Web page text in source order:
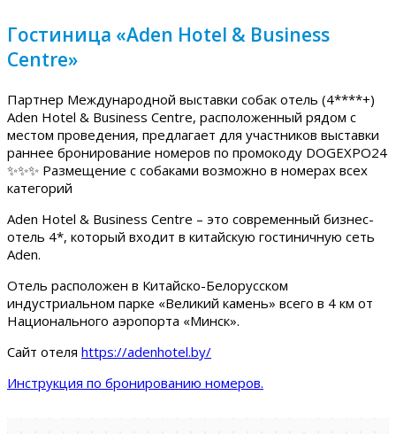
Гостиница «Aden Hotel & Business
Centre»
Партнер Международной выставки собак отель (4****+)
Aden Hotel & Business Centre, расположенный рядом с
местом проведения, предлагает для участников выставки
раннее бронирование номеров по промокоду DOGEXPO24
✨✨✨ Размещение с собаками возможно в номерах всех
категорий
Aden Hotel & Business Centre – это современный бизнес-
отель 4*, который входит в китайскую гостиничную сеть
Aden.
Отель расположен в Китайско-Белорусском
индустриальном парке «Великий камень» всего в 4 км от
Национального аэропорта «Минск».
Сайт отеля https://adenhotel.by/
Инструкция по бронированию номеров.